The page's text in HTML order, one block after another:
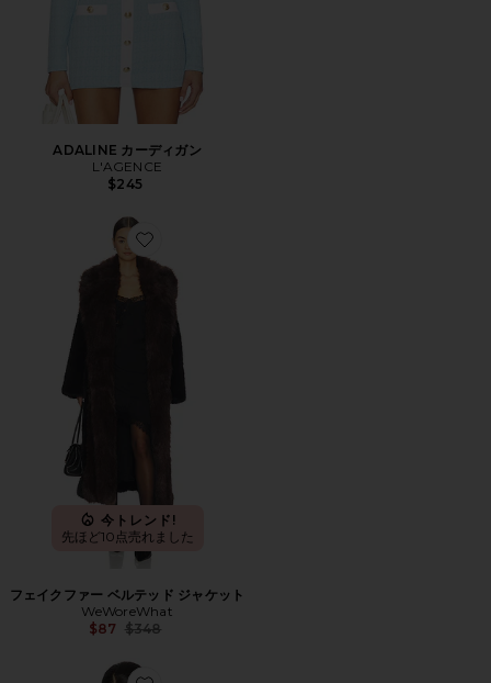
ADALINE カーディガン
L'AGENCE
$245
Favorite フェイクファー ベルテッド ジャケット
今トレンド!
先ほど10点売れました
フェイクファー ベルテッド ジャケット
WeWoreWhat
$87 Previous price:
$348